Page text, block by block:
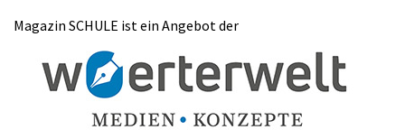
Magazin SCHULE ist ein Angebot der